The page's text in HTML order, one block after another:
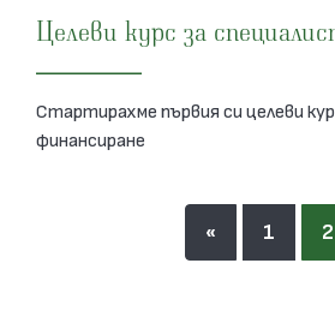
Целеви курс за
Стартирахме първия си целеви
финансиране
« 1 2